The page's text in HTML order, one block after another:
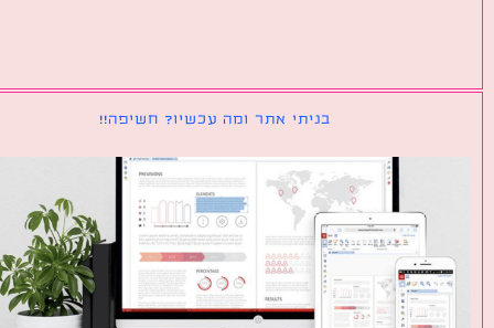
בניתי אתר ומה עכשיו? חשיפה!!